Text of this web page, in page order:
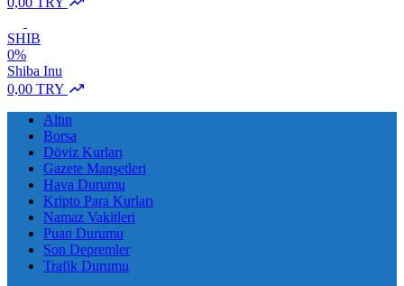
SHIB
0%
Shiba Inu
0,00 TRY
Altın
Borsa
Döviz Kurları
Gazete Manşetleri
Hava Durumu
Kripto Para Kurları
Namaz Vakitleri
Puan Durumu
Son Depremler
Trafik Durumu